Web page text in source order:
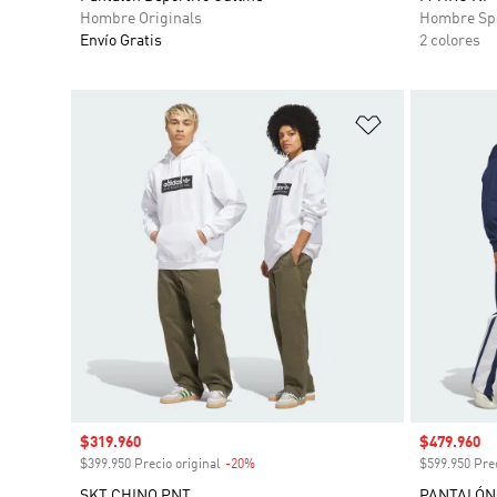
Hombre Originals
Envío Gratis
Hombre
2 colores
Añadir a la
Precio de venta
$319.960
$399.950 Precio original -20%
Precio de
$479.960
$599.950